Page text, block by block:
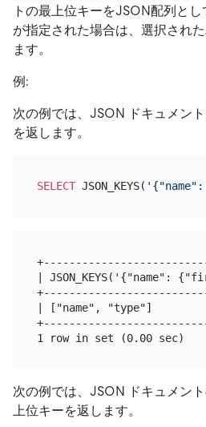
トの最上位キーをJSON配列とし
が指定された場合は、選択され
ます。
例:
次の例では、JSON ドキュメン
を返します。
SELECT JSON_KEYS(
|
| ["name", "type"]
次の例では、JSON ドキュメン
上位キーを返します。